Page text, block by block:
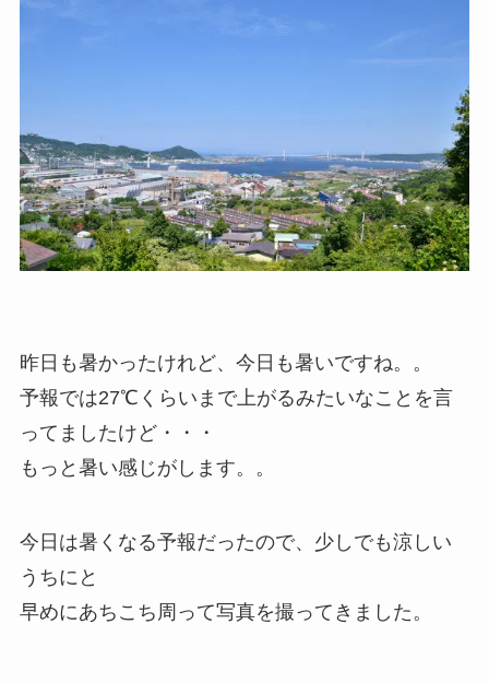
昨日も暑かったけれど、今日も暑いですね。。
予報では27℃くらいまで上がるみたいなことを言
ってましたけど・・・
もっと暑い感じがします。。
今日は暑くなる予報だったので、少しでも涼しい
うちにと
早めにあちこち周って写真を撮ってきました。